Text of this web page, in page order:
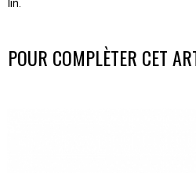
lin.
POUR COMPLÈTER CET